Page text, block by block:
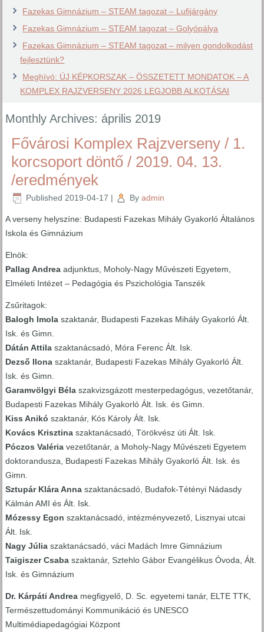
Fazekas Gimnázium – STEAM tagozat – Lufijárgány
Fazekas Gimnázium – STEAM tagozat – Golyópálya
Fazekas Gimnázium – STEAM tagozat – milyen gondolkodást
fejlesztünk?
Meghívó: ÚJ KÉPKORSZAK – ÖSSZETETT MONDATOK – A
KOMPLEX RAJZVERSENY 2026 LEGJOBB ALKOTÁSAI
Monthly Archives: április 2019
Fővárosi Komplex Rajzverseny / 1.
korcsoport döntő / 2019. 04. 13.
/eredmények
Published 2019-04-17 | By admin
A verseny helyszíne: Budapesti Fazekas Mihály Gyakorló Általános
Iskola és Gimnázium
Elnök:
Pallag Andrea adjunktus, Moholy-Nagy Művészeti Egyetem,
Elméleti Intézet – Pedagógia és Pszichológia Tanszék
Zsűritagok:
Balogh Imola szaktanár, Budapesti Fazekas Mihály Gyakorló Ált.
Isk. és Gimn.
Dátán Attila szaktanácsadó, Móra Ferenc Ált. Isk.
Dezső Ilona szaktanár, Budapesti Fazekas Mihály Gyakorló Ált.
Isk. és Gimn.
Garamvölgyi Béla szakvizsgázott mesterpedagógus, vezetőtanár,
Budapesti Fazekas Mihály Gyakorló Ált. Isk. és Gimn.
Kiss Anikó szaktanár, Kós Károly Ált. Isk.
Kovács Krisztina szaktanácsadó, Törökvész úti Ált. Isk.
Póczos Valéria vezetőtanár, a Moholy-Nagy Művészeti Egyetem
doktorandusza, Budapesti Fazekas Mihály Gyakorló Ált. Isk. és
Gimn.
Sztupár Klára Anna szaktanácsadó, Budafok-Tétényi Nádasdy
Kálmán AMI és Ált. Isk.
Mózessy Egon szaktanácsadó, intézményvezető, Lisznyai utcai
Ált. Isk.
Nagy Júlia szaktanácsadó, váci Madách Imre Gimnázium
Taigiszer Csaba szaktanár, Sztehlo Gábor Evangélikus Óvoda, Ált.
Isk. és Gimnázium
Dr. Kárpáti Andrea megfigyelő, D. Sc. egyetemi tanár, ELTE TTK,
Természettudományi Kommunikáció és UNESCO
Multimédiapedagógiai Központ